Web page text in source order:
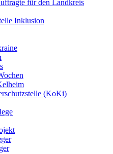
für den Landkreis
Inklusion
(KoKi)